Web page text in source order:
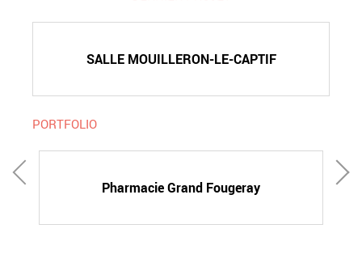
SALLE MOUILLERON-LE-CAPTIF
PORTFOLIO
Pharmacie Grand Fougeray